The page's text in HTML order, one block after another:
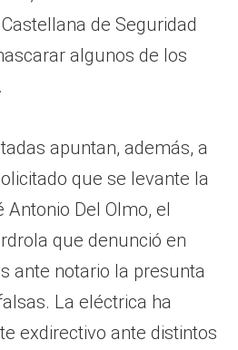
de Seguridad
algunos de los
apuntan, además, a
que se levante la
Del Olmo, el
que denunció en
ante notario la presunta
La eléctrica ha
exdirectivo ante distintos